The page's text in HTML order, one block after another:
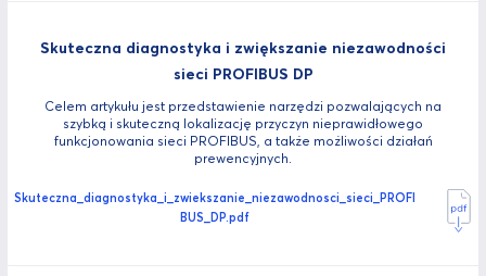
Skuteczna diagnostyka i zwiększanie niezawodności
sieci PROFIBUS DP
Celem artykułu jest przedstawienie narzędzi pozwalających na
szybką i skuteczną lokalizację przyczyn nieprawidłowego
funkcjonowania sieci PROFIBUS, a także możliwości działań
prewencyjnych.
Skuteczna_diagnostyka_i_zwiekszanie_niezawodnosci_sieci_PROFI
BUS_DP.pdf